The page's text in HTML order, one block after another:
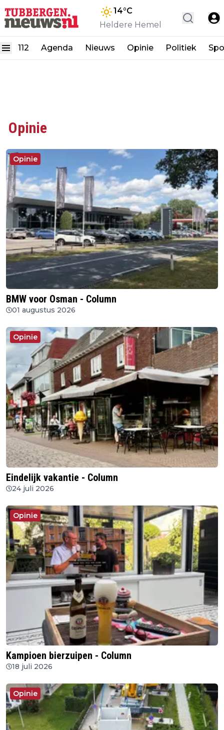
14°C
Heldere Hemel
112 Agenda Nieuws Opinie Politiek
Opinie
Opinie
BMW voor Osman - Column
01 augustus 2026
Opinie
Eindelijk vakantie - Column
24 juli 2026
Opinie
Kampioen bierzuipen - Column
18 juli 2026
Opinie